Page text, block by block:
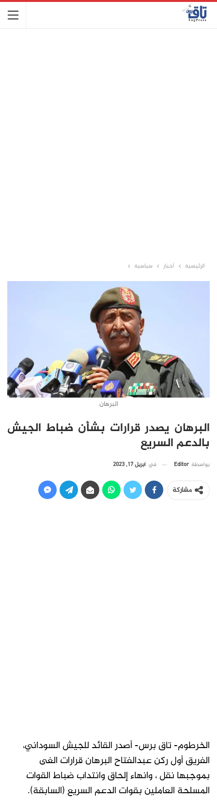
الرئيسية أخبار سياسية
البرهان
البرهان يصدر قرارات بشأن ضباط الجيش
بالدعم السريع
بواسطة Editor في أبريل 17, 2023
مشاركة
الخرطوم- تاق برس- أصدر القائد للجيش السوداني،
الفريق أول ركن عبدالفتاح البرهان قرارات الغى
بموجبها نقل ، وانهاء إلحاق وانتداب ضباط القوات
المسلحة العاملين بقوات الدعم السريع (السابقة).